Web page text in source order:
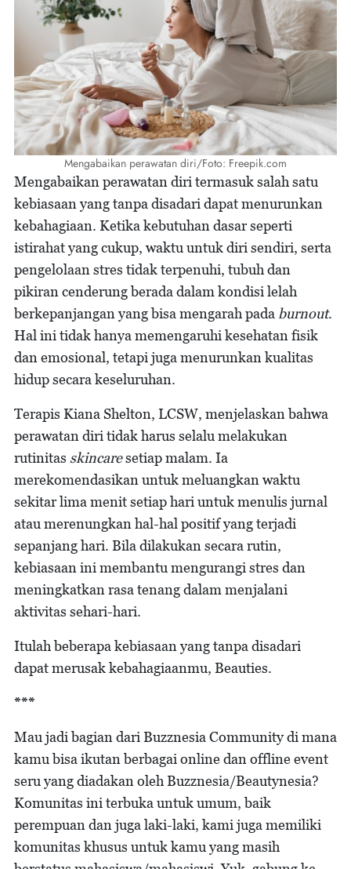
Mengabaikan perawatan diri/Foto: Freepik.com
Mengabaikan perawatan diri termasuk salah satu
kebiasaan yang tanpa disadari dapat menurunkan
kebahagiaan. Ketika kebutuhan dasar seperti
istirahat yang cukup, waktu untuk diri sendiri, serta
pengelolaan stres tidak terpenuhi, tubuh dan
pikiran cenderung berada dalam kondisi lelah
berkepanjangan yang bisa mengarah pada burnout.
Hal ini tidak hanya memengaruhi kesehatan fisik
dan emosional, tetapi juga menurunkan kualitas
hidup secara keseluruhan.
Terapis Kiana Shelton, LCSW, menjelaskan bahwa
perawatan diri tidak harus selalu melakukan
rutinitas skincaresetiap malam. Ia
merekomendasikan untuk meluangkan waktu
sekitar lima menit setiap hari untuk menulis jurnal
atau merenungkan hal-hal positif yang terjadi
sepanjang hari. Bila dilakukan secara rutin,
kebiasaan ini membantu mengurangi stres dan
meningkatkan rasa tenang dalam menjalani
aktivitas sehari-hari.
Itulah beberapa kebiasaan yang tanpa disadari
dapat merusak kebahagiaanmu, Beauties.
***
Mau jadi bagian dari Buzznesia Community di mana
kamu bisa ikutan berbagai online dan offline event
seru yang diadakan oleh Buzznesia/Beautynesia?
Komunitas ini terbuka untuk umum, baik
perempuan dan juga laki-laki, kami juga memiliki
komunitas khusus untuk kamu yang masih